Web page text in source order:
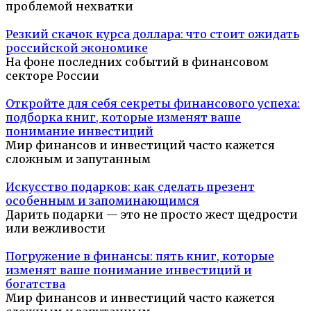
проблемой нехватки
Резкий скачок курса доллара: что стоит ожидать
российской экономике
На фоне последних событий в финансовом
секторе России
Откройте для себя секреты финансового успеха:
подборка книг, которые изменят ваше
понимание инвестиций
Мир финансов и инвестиций часто кажется
сложным и запутанным
Искусство подарков: как сделать презент
особенным и запоминающимся
Дарить подарки — это не просто жест щедрости
или вежливости
Погружение в финансы: пять книг, которые
изменят ваше понимание инвестиций и
богатства
Мир финансов и инвестиций часто кажется